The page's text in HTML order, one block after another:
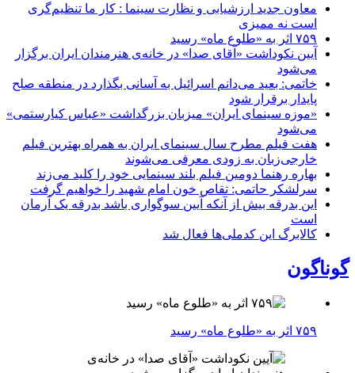
معاون جدید ارزشیابی و نظارت سینما : کار ما تنظیم‌گری
است نه ممیزی
۷۵۹ اثر به «طلوع ماه» رسید
آیین نکوداشت «آقای صدا» در خانه‌ی هنرمندان ایران برگزار
می‌شود
خاتمی: بعید می‌دانم اسرائیل به آسانی بگذارد در منطقه صلح
پایدار برقرار شود
«موزه سینمای ایران» میزبان بزرگداشت «عباس کیارستمی»
می‌شود
هفت فیلم مطرح سال سینمای ایران به همراه بهترین فیلم
خارجی‌زبان به زودی معرفی می‌شوند
بهاره رهنما دومین فیلم بلند سینمایی خود را کلید می‌زند
سرلشکر حاتمی: تقاص خون امام شهید را خواهیم گرفت
این بدرقه بیش از آنکه آیین سوگواری باشد بدرقه یک آرمان
است
کالابرگ این کدملی‌ها فعال شد
گوناگون
۷۵۹ اثر به «طلوع ماه» رسید